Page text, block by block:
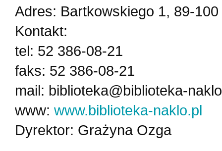
Adres: Bartkowskiego 1, 89-100
Kontakt:
tel: 52 386-08-21
faks: 52 386-08-21
mail: biblioteka@biblioteka-
www: www.biblioteka-naklo.pl
Dyrektor: Grażyna Ozga